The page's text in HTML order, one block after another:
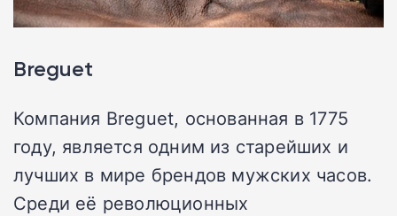
Breguet
Компания Breguet, основанная в 1775
году, является одним из старейших и
лучших в мире брендов мужских часов.
Среди её революционных